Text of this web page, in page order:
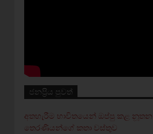
ජනප්‍රිය පුවත්
අතහැරීම භාවිතයෙන් ඔප්පු කළ නූතන
තෙරණියන්ගේ කතා වස්‌තුව